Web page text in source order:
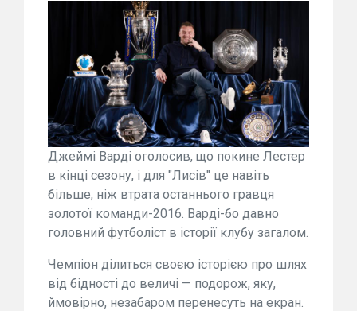
Джеймі Варді оголосив, що покине Лестер
в кінці сезону, і для "Лисів" це навіть
більше, ніж втрата останнього гравця
золотої команди-2016. Варді-бо давно
головний футболіст в історії клубу загалом.
Чемпіон ділиться своєю історією про шлях
від бідності до величі — подорож, яку,
ймовірно, незабаром перенесуть на екран.